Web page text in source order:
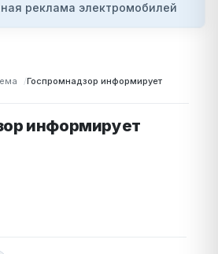
реклама электромобилей
Госпромнадзор информирует
информирует